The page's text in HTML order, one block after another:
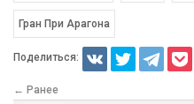
Гран При Арагона
Поделиться:
← Ранее